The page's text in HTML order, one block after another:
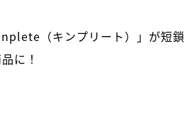
（キンプリート）」が短鎖
に！